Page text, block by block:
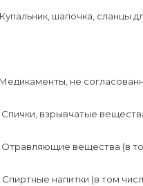
Купальник, шапочка, сланцы
Медикаменты, не
Спички, взрывчатые
Отравляющие вещества (в
Спиртные напитки (в том